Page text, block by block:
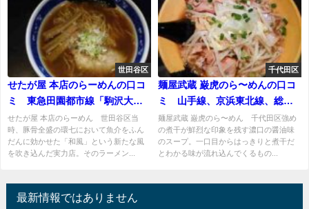
世田谷区
せたが屋 本店のらーめんの口コ
ミ 東急田園都市線「駒沢大学
駅」から徒歩10分
せたが屋 本店のらーめん 世田谷区当
時、豚骨全盛の環七において魚介をふん
だんに効かせた「和風」という新たな風
を吹き込んだ実力店。そのラーメン...
千代田区
麺屋武蔵 巌虎のら〜めんの口コ
ミ 山手線、京浜東北線、総武
線、東京メトロ日比谷線、つく
ばエクスプレス「秋葉原」駅か
ら徒歩6分ほど
麺屋武蔵 巌虎のら〜めん 千代田区強め
の煮干が鮮烈な印象を残す濃口の醤油味
のスープ。一口目からはっきりと煮干だ
とわかる味が流れ込んでくるもの...
最新情報ではありません